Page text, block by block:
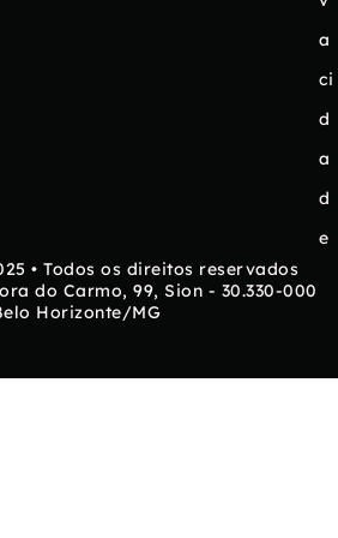
a
ci
d
a
d
e
• Todos os direitos reservados
do Carmo, 99, Sion - 30.330-000
Horizonte/MG